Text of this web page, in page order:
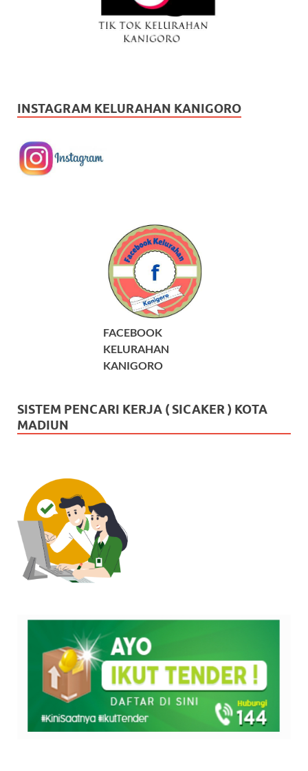
INSTAGRAM KELURAHAN KANIGORO
FACEBOOK
KELURAHAN
KANIGORO
SISTEM PENCARI KERJA ( SICAKER ) KOTA
MADIUN